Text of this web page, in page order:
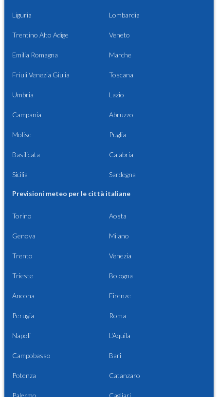
Liguria Lombardia
Trentino Alto Adige Veneto
Emilia Romagna Marche
Friuli Venezia Giulia Toscana
Umbria Lazio
Campania Abruzzo
Molise Puglia
Basilicata Calabria
Sicilia Sardegna
Previsioni meteo per le città italiane
Torino Aosta
Genova Milano
Trento Venezia
Trieste Bologna
Ancona Firenze
Perugia Roma
Napoli L'Aquila
Campobasso Bari
Potenza Catanzaro
Palermo Cagliari